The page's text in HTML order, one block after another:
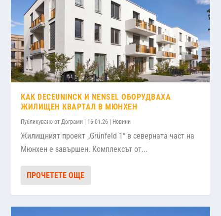
КАК DECEUNINCK И NENSEL ОБОРУДВАХА
ЖИЛИЩЕН КВАРТАЛ В МЮНХЕН
Публикувано отДограми 16.01.26 Новини
Жилищният проект „Grünfeld 1“ в северната част на
Мюнхен е завършен. Комплексът от...
ПРОЧЕТЕТЕ ОЩЕ